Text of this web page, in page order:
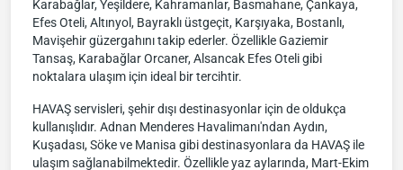
Karabağlar, Yeşildere, Kahramanlar, Basmahane, Çankaya,
Efes Oteli, Altınyol, Bayraklı üstgeçit, Karşıyaka, Bostanlı,
Mavişehir güzergahını takip ederler. Özellikle Gaziemir
Tansaş, Karabağlar Orcaner, Alsancak Efes Oteli gibi
noktalara ulaşım için ideal bir tercihtir.
HAVAŞ servisleri, şehir dışı destinasyonlar için de oldukça
kullanışlıdır. Adnan Menderes Havalimanı'ndan Aydın,
Kuşadası, Söke ve Manisa gibi destinasyonlara da HAVAŞ ile
ulaşım sağlanabilmektedir. Özellikle yaz aylarında, Mart-Ekim